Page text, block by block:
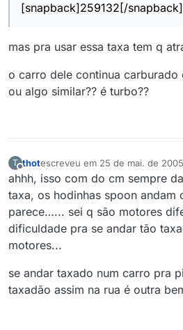
[snapback]259132[/snapback]
mas pra usar essa taxa tem q
o carro dele continua carburado
ou algo similar?? é turbo??
T
Offline
thotescreveu em 25 de mai. de
última edição por
ahhh, isso com do cm sempre
taxa, os hodinhas spoon andam
parece…... sei q são motores
dificuldade pra se andar tão
motores...
se andar taxado num carro pra
taxadão assim na rua é outra